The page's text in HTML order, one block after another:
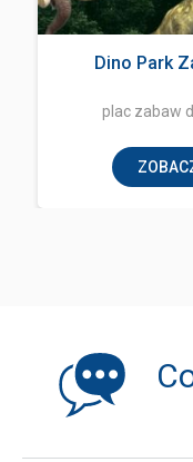
Dino Park
plac zabaw